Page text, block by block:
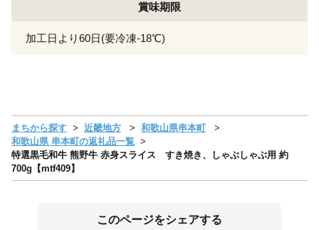
賞味期限
加工日より60日(要冷凍-18℃)
まちから探す 近畿地方
和歌山県串本町
和歌山県 串本町の返礼品一覧
特選黒毛和牛 熊野牛 赤身スライス すき焼き、しゃぶしゃぶ用 約
700g【mtf409】
このページをシェアする